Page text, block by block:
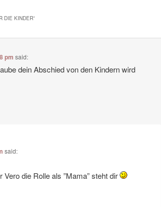
DIE KINDER”
pm said:
dein Abschied von den Kindern wird
said:
die Rolle als ”Mama” steht dir